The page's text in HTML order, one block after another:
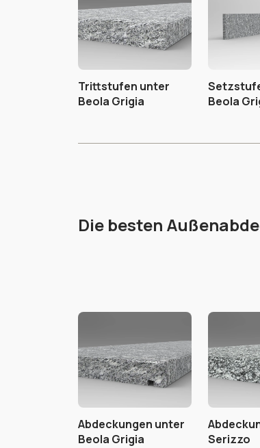
Trittstufen unter
Beola Grigia
Beola
Die besten
Abdeckungen unter
Beola Grigia
Serizzo